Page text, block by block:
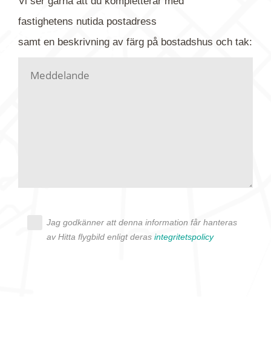
kontaktar dig så fort vi kan, givetvis utan
fastighetens nutidapostadress
samt en beskrivning av färg på bostadshus och tak:
Jag godkänner att denna information får hanteras
av Hitta flygbild enligt deras integritetspolicy